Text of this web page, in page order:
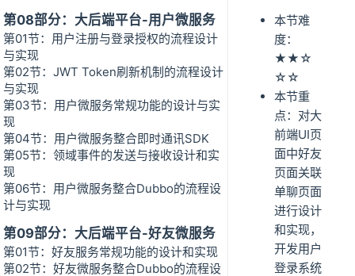
第08部分：大后端平台-用户微服务
第01节：用户注册与登录授权的流程设计
与实现
第02节：JWT Token刷新机制的流程设计
与实现
第03节：用户微服务常规功能的设计与实
现
第04节：用户微服务整合即时通讯SDK
第05节：领域事件的发送与接收设计和实
现
第06节：用户微服务整合Dubbo的流程设
计与实现
第09部分：大后端平台-好友微服务
第01节：好友服务常规功能的设计和实现
第02节：好友微服务整合Dubbo的流程设
本节难
度：
★★☆
☆☆
本节重
点：对大
前端UI页
面中好友
页面关联
单聊页面
进行设计
和实现，
开发用户
登录系统